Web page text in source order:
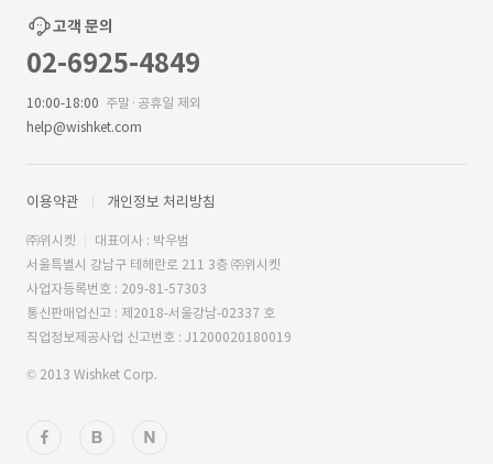
고객 문의
02-6925-4849
10:00-18:00 주말·공휴일 제외
help@wishket.com
이용약관 개인정보 처리방침
㈜위시켓
대표이사 : 박우범
서울특별시 강남구 테헤란로 211 3층 ㈜위시켓
사업자등록번호 : 209-81-57303
통신판매업신고 : 제2018-서울강남-02337 호
직업정보제공사업 신고번호 : J1200020180019
© 2013 Wishket Corp.